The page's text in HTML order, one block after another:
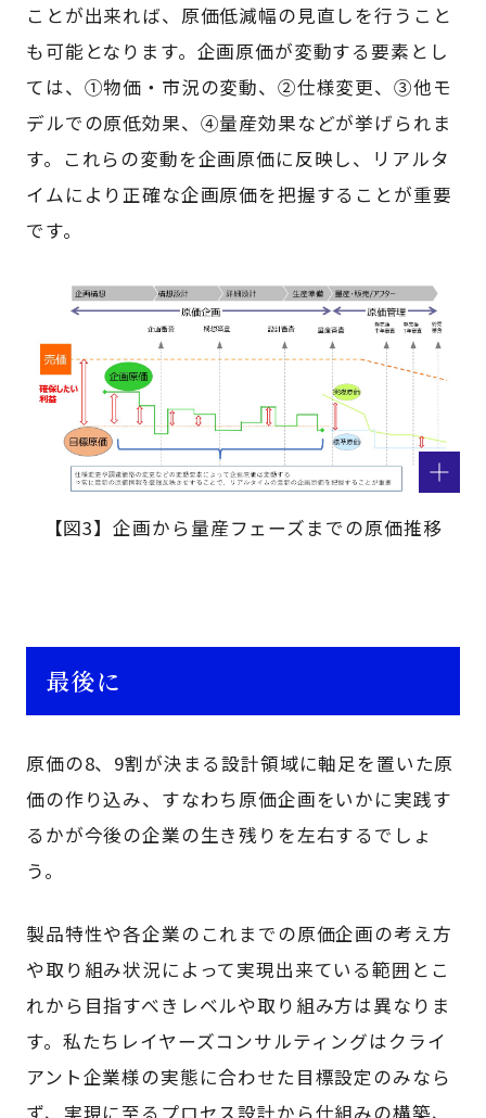
ことが出来れば、原価低減幅の見直しを行うこと
も可能となります。企画原価が変動する要素とし
ては、①物価・市況の変動、②仕様変更、③他モ
デルでの原低効果、④量産効果などが挙げられま
す。これらの変動を企画原価に反映し、リアルタ
イムにより正確な企画原価を把握することが重要
です。
【図3】企画から量産フェーズまでの原価推移
最後に
原価の8、9割が決まる設計領域に軸足を置いた原
価の作り込み、すなわち原価企画をいかに実践す
るかが今後の企業の生き残りを左右するでしょ
う。
製品特性や各企業のこれまでの原価企画の考え方
や取り組み状況によって実現出来ている範囲とこ
れから目指すべきレベルや取り組み方は異なりま
す。私たちレイヤーズコンサルティングはクライ
アント企業様の実態に合わせた目標設定のみなら